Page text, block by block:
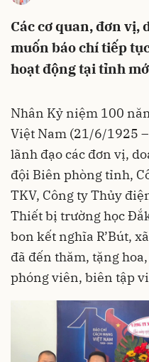
Các cơ quan, đơn vị,
muốn báo chí tiếp
hoạt động tại tỉnh
Nhân Kỷ niệm 100
Việt Nam (21/6/1925
lãnh đạo các đơn vị,
đội Biên phòng tỉnh,
TKV, Công ty Thủy
Thiết bị trường học
bon kết nghĩa R’Bút,
đã đến thăm, tặng
phóng viên, biên tập